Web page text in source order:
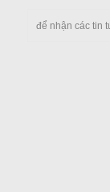
để nhận các tin